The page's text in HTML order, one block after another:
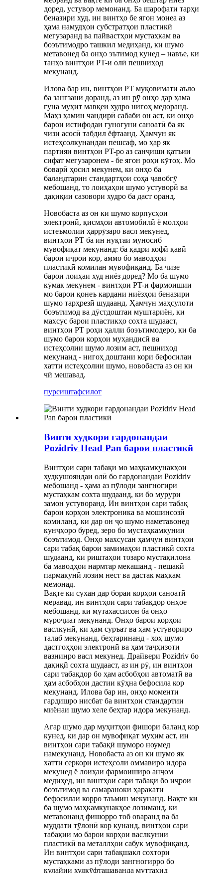
доред, устувор мемонанд. Ба шарофати тарҳи
беназири худ, ин винтҳо бе ягон монеа аз
ҳама намудҳои субстратҳои пластикӣ
мегузаранд ва пайвастҳои мустаҳкам ва
боэътимодро ташкил медиҳанд, ки шумо
метавонед ба онҳо эътимод кунед – навъе, ки
танҳо винтҳои PT-и олӣ пешниҳод
мекунанд.
Илова бар ин, винтҳои PT муқовимати аъло
ба зангзанӣ доранд, аз ин рӯ онҳо дар ҳама
гуна муҳит мавқеи худро нигоҳ медоранд.
Маҳз ҳамин чандирӣ сабаби он аст, ки онҳо
барои истифодаи гуногуни саноатӣ ба як
чизи асосӣ табдил ёфтаанд. Ҳамчун як
истеҳсолкунандаи пешсаф, мо ҳар як
партияи винтҳои PT-ро аз санҷиши қатъии
сифат мегузаронем - бе ягон роҳи кӯтоҳ. Мо
боварӣ ҳосил мекунем, ки онҳо ба
баландтарин стандартҳои соҳа ҷавобгӯ
мебошанд, то лоиҳаҳои шумо устуворӣ ва
дақиқии сазовори худро ба даст оранд.
Новобаста аз он ки шумо корпусҳои
электронӣ, қисмҳои автомобилӣ ё молҳои
истеъмолии ҳаррӯзаро васл мекунед,
винтҳои PT ба ин нуқтаи муносиб
мувофиқат мекунанд: ба қадри кофӣ қавӣ
барои иҷрои кор, аммо бо маводҳои
пластикӣ комилан мувофиқанд. Ба чизе
барои лоиҳаи худ ниёз доред? Мо ба шумо
кӯмак мекунем - винтҳои PT-и фармоишии
мо барои қонеъ кардани ниёзҳои беназири
шумо тарҳрезӣ шудаанд. Ҳамчун маҳсулоти
боэътимод ва дӯстдоштаи муштариён, ки
махсус барои пластикҳо сохта шудааст,
винтҳои PT роҳи ҳалли боэътимодеро, ки ба
шумо барои корҳои муҳандисӣ ва
истеҳсолии шумо лозим аст, пешниҳод
мекунанд - нигоҳ доштани кори бефосилаи
хатти истеҳсолии шумо, новобаста аз он ки
чӣ мешавад.
пурсиштафсилот
Винти худкори гардонандаи
Pozidriv Head Pan барои пластикӣ
Винтҳои сари табақи мо маҳкамкунакҳои
худкушояндаи олӣ бо гардонандаи Pozidriv
мебошанд - ҳама аз пӯлоди зангногири
мустаҳкам сохта шудаанд, ки бо мурури
замон устуворанд. Ин винтҳои сари табақ
барои корҳои электроника ва мошинсозӣ
комиланд, ки дар он ҷо шумо наметавонед
кунҷҳоро буред, зеро бо мустаҳкамкунии
боэътимод. Онҳо махсусан ҳамчун винтҳои
сари табақ барои замимаҳои пластикӣ сохта
шудаанд, ки риштаҳои тозаро мустақилона
ба маводҳои нармтар мекашанд - пешакӣ
пармакунӣ лозим нест ва дастак маҳкам
мемонад.
Вақте ки сухан дар бораи корҳои саноатӣ
меравад, ин винтҳои сари табақдор онҳое
мебошанд, ки мутахассисон ба онҳо
муроҷиат мекунанд. Онҳо барои корҳои
васлкунӣ, ки ҳам суръат ва ҳам устувориро
талаб мекунанд, беҳтаринанд - хоҳ шумо
дастгоҳҳои электронӣ ва ҳам таҷҳизоти
вазнинро васл мекунед. Драйвери Pozidriv бо
дақиқӣ сохта шудааст, аз ин рӯ, ин винтҳои
сари табақдор бо ҳам асбобҳои автоматӣ ва
ҳам асбобҳои дастии кӯҳна бефосила кор
мекунанд. Илова бар ин, онҳо моменти
гардишро нисбат ба винтҳои стандартии
миёнаи шумо хеле беҳтар идора мекунанд.
Агар шумо дар муҳитҳои фишори баланд кор
кунед, ки дар он мувофиқат муҳим аст, ин
винтҳои сари табақӣ шуморо ноумед
намекунанд. Новобаста аз он ки шумо як
хатти серкори истеҳсоли оммавиро идора
мекунед ё лоиҳаи фармоиширо анҷом
медиҳед, ин винтҳои сари табақӣ бо иҷрои
боэътимод ва самаранокӣ ҳаракати
бефосилаи корро таъмин мекунанд. Вақте ки
ба шумо маҳкамкунакҳое лозиманд, ки
метавонанд фишорро тоб оваранд ва ба
муддати тӯлонӣ кор кунанд, винтҳои сари
табақии мо барои корҳои васлкунии
пластикӣ ва металлҳои сабук мувофиқанд.
Ин винтҳои сари табақшакл сохтори
мустаҳками аз пӯлоди зангногирро бо
қулайии худкӯфташаванда муттаҳид